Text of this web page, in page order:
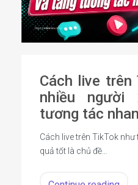
Cách live
nhiều người
tương tác
Cách live trên TikTok
quả tốt là chủ đề…